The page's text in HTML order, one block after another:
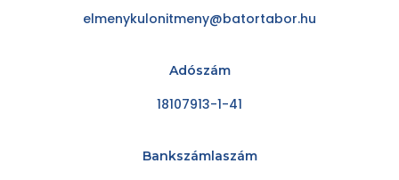
elmenykulonitmeny@batortabor.hu
Adószám
18107913-1-41
Bankszámlaszám